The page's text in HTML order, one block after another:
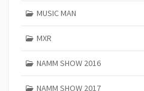
MUSIC MAN
MXR
NAMM SHOW 2016
NAMM SHOW 2017